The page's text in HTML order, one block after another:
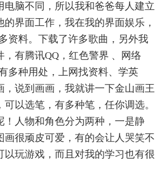
电脑不同，所以我和爸爸每人建立
界面工作，我在我的界面娱乐，
资料。下载了许多歌曲，另外我
有腾讯QQ，红色警界 、网络
种用处，上网找资料、学英
，说到画画，我就讲一下金山画王
以选笔，有多种笔，任你调选。
！人物和角色分为两种，一是静
画很顽皮可爱，有的会让人哭笑不
以玩游戏，而且对我的学习也有很